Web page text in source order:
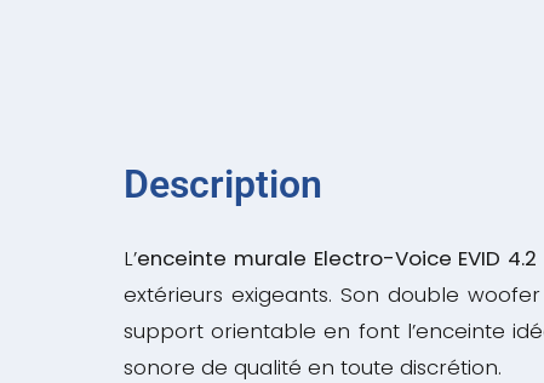
Description
L’enceinte murale Electro-Voice EVID 4.2
extérieurs exigeants. Son double
support orientable en font l’enceinte
sonore de qualité en toute discrétion.